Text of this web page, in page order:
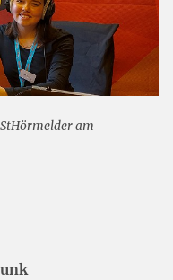
StHörmelderam